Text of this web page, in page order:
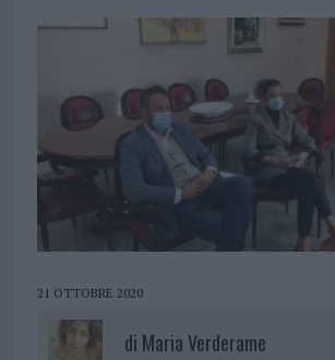
21 OTTOBRE 2020
di Maria Verderame